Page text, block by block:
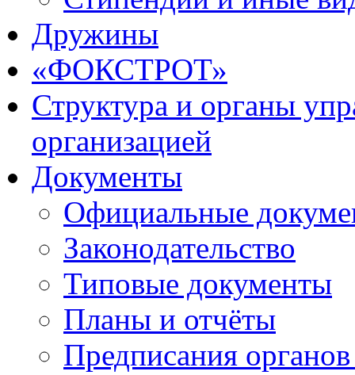
Дружины
«ФОКСТРОТ»
Структура и органы
организацией
Документы
Официальные
Законодательство
Типовые документы
Планы и отчёты
Предписания